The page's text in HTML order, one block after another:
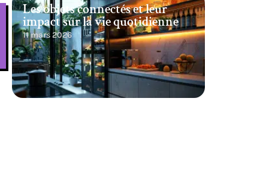
Les objets connectés et leur
impact sur la vie quotidienne
11 mars 2026